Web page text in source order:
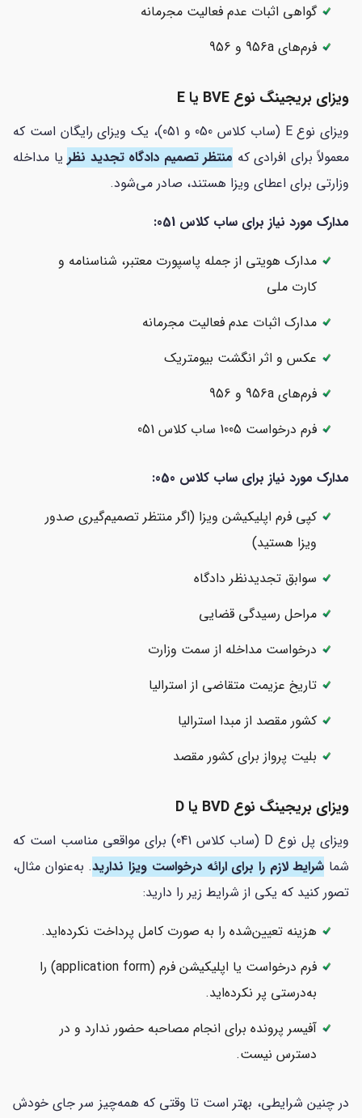
گواهی اثبات عدم فعالیت مجرمانه
فرم‌های 956a و 956
ویزای بریجینگ نوع BVE یا E
ویزای نوع E (ساب کلاس 050 و 051)، یک ویزای رایگان است که
معمولاً برای افرادی که منتظر تصمیم دادگاه تجدید نظر یا مداخله
وزارتی برای اعطای ویزا هستند، صادر می‌شود.
مدارک مورد نیاز برای ساب کلاس 051:
مدارک هویتی از جمله پاسپورت معتبر، شناسنامه و
کارت ملی
مدارک اثبات عدم فعالیت مجرمانه
عکس و اثر انگشت بیومتریک
فرم‌های 956a و 956
فرم درخواست 1005 ساب کلاس 051
مدارک مورد نیاز برای ساب کلاس 050:
کپی فرم اپلیکیشن ویزا (اگر منتظر تصمیم‌گیری صدور
ویزا هستید)
سوابق تجدیدنظر دادگاه
مراحل رسیدگی قضایی
درخواست مداخله از سمت وزارت
تاریخ عزیمت متقاضی از استرالیا
کشور مقصد از مبدا استرالیا
بلیت پرواز برای کشور مقصد
ویزای بریجینگ نوع BVD یا D
ویزای پل نوع D (ساب کلاس 041) برای مواقعی مناسب است که
شما شرایط لازم را برای ارائه درخواست ویزا ندارید. به‌عنوان مثال،
تصور کنید که یکی از شرایط زیر را دارید:
هزینه تعیین‌شده را به صورت کامل پرداخت نکرده‌اید.
فرم درخواست یا اپلیکیشن فرم (application form) را
به‌درستی پر نکرده‌اید.
آفیسر پرونده برای انجام مصاحبه حضور ندارد و در
دسترس نیست.
در چنین شرایطی، بهتر است تا وقتی که همه‌چیز سر جای خودش